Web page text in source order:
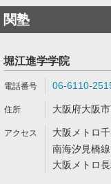
関塾
堀江進学学院
06-6110-
大阪府大阪
大阪メトロ
南海汐見橋
大阪メトロ